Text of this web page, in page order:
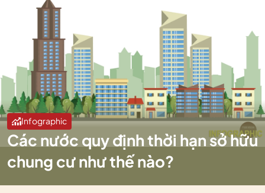
Infographic
Các nước quy định thời hạn sở hữu
chung cư như thế nào?